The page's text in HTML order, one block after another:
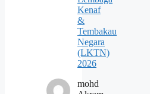
Kenaf
&
Tembakau
Negara
(LKTN)
2026
mohd